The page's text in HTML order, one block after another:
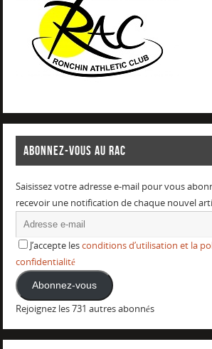
ABONNEZ-VOUS AU RAC
Saisissez votre adresse e-mail pour vous
recevoir une notification de chaque nouvel
J’accepte lesconditions d’utilisation et la
confidentialité
Abonnez-vous
Rejoignez les 731 autres abonnés